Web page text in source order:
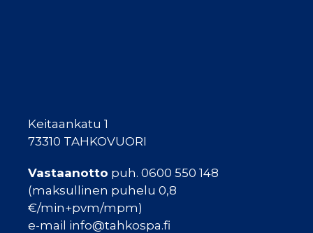
Keitaankatu 1
73310 TAHKOVUORI
Vastaanotto puh. 0600 550 148
(maksullinen puhelu 0,8
€/min+pvm/mpm)
e-mail info@tahkospa.fi